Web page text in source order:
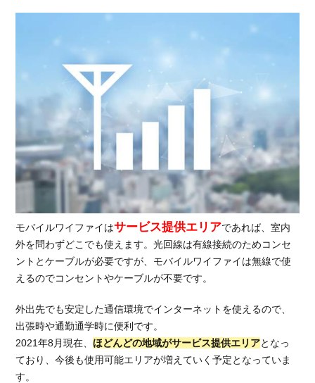
モバイルワイファイはサービス提供エリアであれば、室内
外を問わずどこでも使えます。光回線は有線接続のためコンセ
ントとケーブルが必要ですが、モバイルワイファイは無線で使
えるのでコンセントやケーブルが不要です。
外出先でも安定した通信環境でインターネットを使えるので、
出張時や通勤通学時に便利です。
2021年8月現在、ほどんどの地域がサービス提供エリアとなっ
ており、今後も使用可能エリアが増えていく予定となっていま
す。